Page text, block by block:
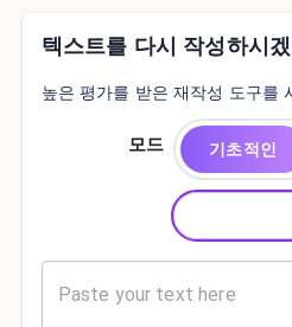
텍스트를 다시 작성하시
높은 평가를 받은 재작성 도구를
모드 기초적인